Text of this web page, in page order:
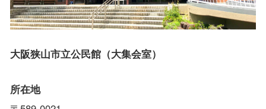
大阪狭山市立公民館（大集会室）
所在地